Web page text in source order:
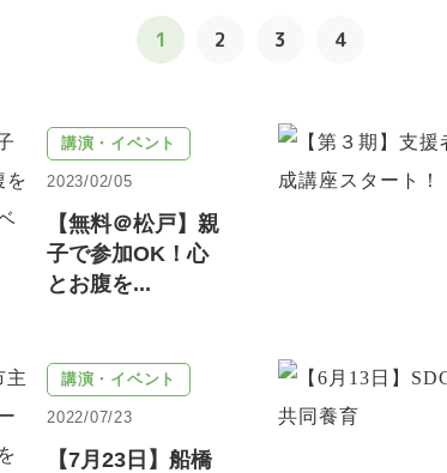
1 2 3 4
講演・イベント
2023/02/05
【無料＠松戸】親
子で参加OK！心
とお腹を...
講演・イベント
2022/07/23
【7月23日】船橋